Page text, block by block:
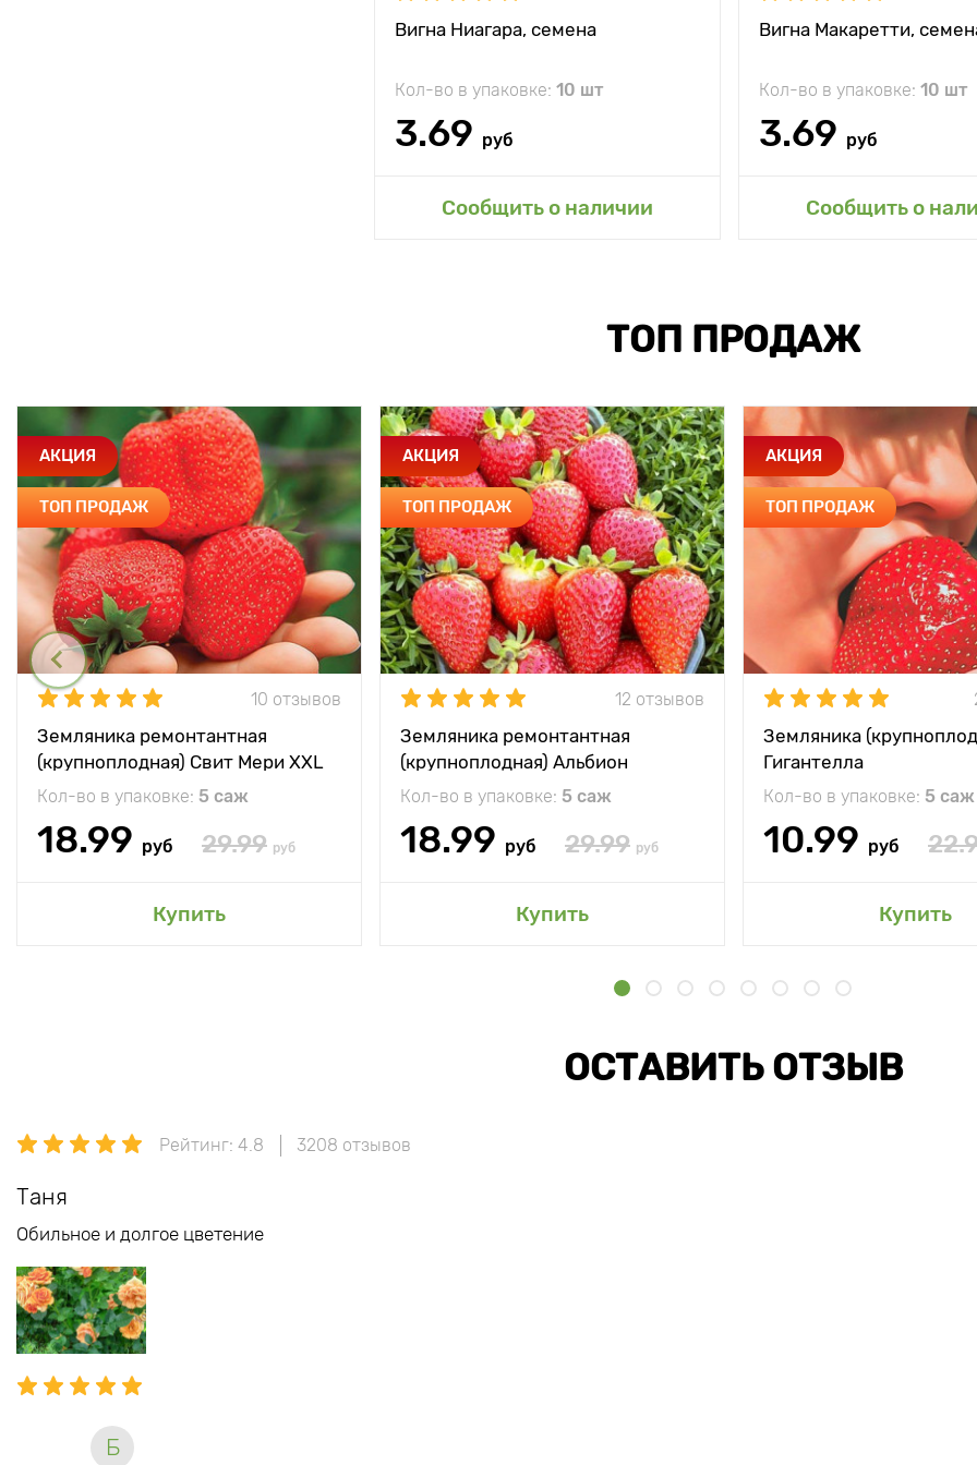
Вигна Ниагара, семена
Кол-во в упаковке: 10 шт
3.69 руб
Сообщить о наличии
Вигна Макаретти,
Кол-во в упаковке: 10 шт
3.69 руб
Сообщить о
ТОП ПРОДАЖ
АКЦИЯ
ТОП ПРОДАЖ
10 отзывов
Земляника ремонтантная
(крупноплодная) Свит Мери XXL
Кол-во в упаковке: 5 саж
18.99 руб 29.99 руб
Купить
АКЦИЯ
ТОП ПРОДАЖ
12 отзывов
Земляника ремонтантная
(крупноплодная) Альбион
Кол-во в упаковке: 5 саж
18.99 руб 29.99 руб
Купить
АКЦИЯ
ТОП ПРОДАЖ
Земляника
Гигантелла
Кол-во в упаковке: 5 саж
10.99 руб
Купить
ОСТАВИТЬ ОТЗЫВ
Рейтинг: 4.8 3208 отзывов
Таня
Обильное и долгое цветение
Б